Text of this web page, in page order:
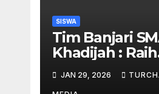
SISWA
Tim Banjari
Khadijah : Raih
Juara 2 Lomba
Banjari Tingkat
JAN 29, 2026